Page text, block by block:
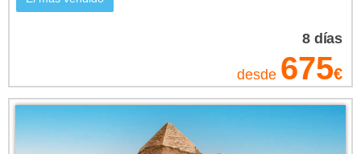
8 días
675€
desde